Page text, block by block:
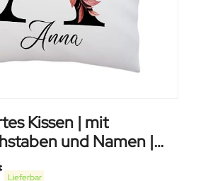
Kissen | mit
und Namen |
Lieferbar